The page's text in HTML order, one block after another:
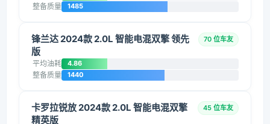
整备质量 1485
锋兰达 2024款 2.0L 智能电混双擎 领先
版
70 位车友
平均油耗 4.86
整备质量 1440
卡罗拉锐放 2024款 2.0L 智能电混双擎
精英版
45 位车友